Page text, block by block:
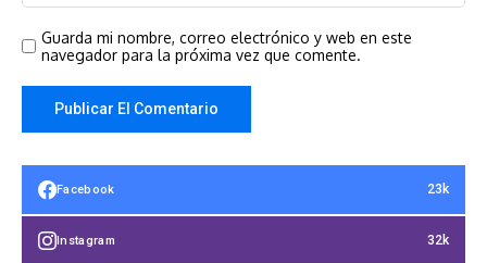
Guarda mi nombre, correo electrónico y web en este
navegador para la próxima vez que comente.
Facebook 23k
Instagram 32k